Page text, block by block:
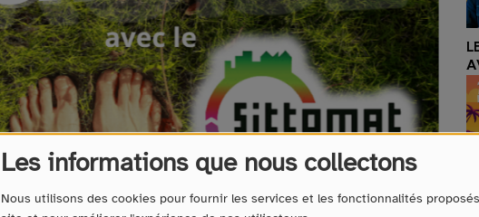
Les informations que nous collectons
Nous utilisons des cookies pour fournir les services et les fonctionnalités